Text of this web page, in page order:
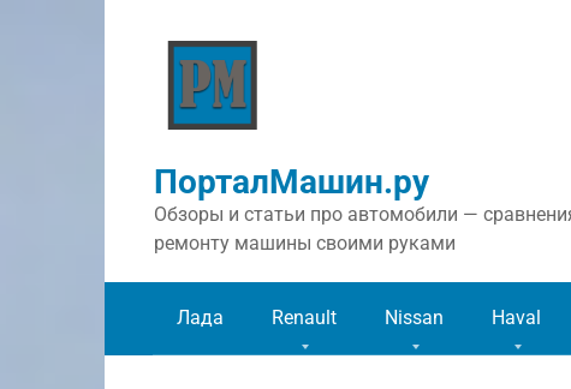
ПорталМашин.ру
Обзоры и статьи про автомобили —
ремонту машины своими руками
Лада Renault Nissan Haval